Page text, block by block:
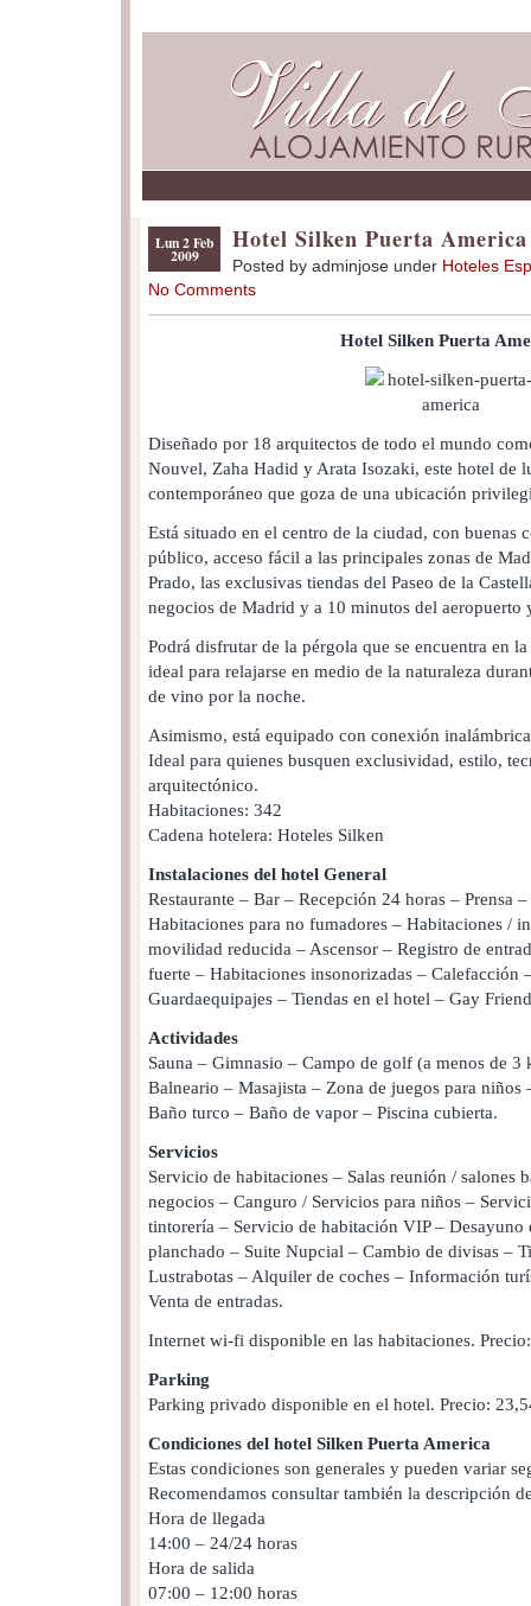
Lun 2 Feb
2009
Hotel Silken Puerta America
Posted by adminjose under Hoteles
No Comments
Hotel Silken Puerta
Diseñado por 18 arquitectos de todo el mundo
Nouvel, Zaha Hadid y Arata Isozaki, este hotel de
contemporáneo que goza de una ubicación
Está situado en el centro de la ciudad, con buenas
público, acceso fácil a las principales zonas de
Prado, las exclusivas tiendas del Paseo de la
negocios de Madrid y a 10 minutos del aeropuerto
Podrá disfrutar de la pérgola que se encuentra en
ideal para relajarse en medio de la naturaleza
de vino por la noche.
Asimismo, está equipado con conexión
Ideal para quienes busquen exclusividad, estilo,
arquitectónico.
Habitaciones: 342
Cadena hotelera: Hoteles Silken
Instalaciones del hotel General
Restaurante – Bar – Recepción 24 horas – Prensa
Habitaciones para no fumadores – Habitaciones /
movilidad reducida – Ascensor – Registro de
fuerte – Habitaciones insonorizadas – Calefacción
Guardaequipajes – Tiendas en el hotel – Gay
Actividades
Sauna – Gimnasio – Campo de golf (a menos de 3
Balneario – Masajista – Zona de juegos para niños
Baño turco – Baño de vapor – Piscina cubierta.
Servicios
Servicio de habitaciones – Salas reunión / salones
negocios – Canguro / Servicios para niños –
tintorería – Servicio de habitación VIP –
planchado – Suite Nupcial – Cambio de divisas –
Lustrabotas – Alquiler de coches – Información
Venta de entradas.
Internet wi-fi disponible en las habitaciones.
Parking
Parking privado disponible en el hotel. Precio:
Condiciones del hotel Silken Puerta America
Estas condiciones son generales y pueden variar
Recomendamos consultar también la descripción
Hora de llegada
14:00 – 24/24 horas
Hora de salida
07:00 – 12:00 horas